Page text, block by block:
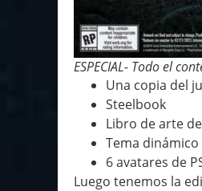
ESPECIAL- Todo el
Una copia del
Steelbook
Libro de arte
Tema dinámico
6 avatares de
Luego tenemos la